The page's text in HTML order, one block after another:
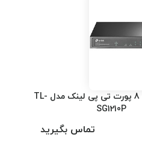
سوئیچ شبکه 8 پورت تی پی لینک مدل TL-
SG1210P
تماس بگیرید